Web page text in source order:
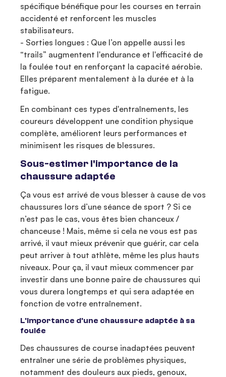
spécifique bénéfique pour les courses en terrain
accidenté et renforcent les muscles
stabilisateurs.
- Sorties longues : Que l’on appelle aussi les
“trails” augmentent l'endurance et l'efficacité de
la foulée tout en renforçant la capacité aérobie.
Elles préparent mentalement à la durée et à la
fatigue.
En combinant ces types d'entraînements, les
coureurs développent une condition physique
complète, améliorent leurs performances et
minimisent les risques de blessures.
Sous-estimer l'importance de la
chaussure adaptée
Ça vous est arrivé de vous blesser à cause de vos
chaussures lors d’une séance de sport ? Si ce
n’est pas le cas, vous êtes bien chanceux /
chanceuse ! Mais, même si cela ne vous est pas
arrivé, il vaut mieux prévenir que guérir, car cela
peut arriver à tout athlète, même les plus hauts
niveaux. Pour ça, il vaut mieux commencer par
investir dans une bonne paire de chaussures qui
vous durera longtemps et qui sera adaptée en
fonction de votre entraînement.
L'importance d'une chaussure adaptée à sa
foulée
Des chaussures de course inadaptées peuvent
entraîner une série de problèmes physiques,
notamment des douleurs aux pieds, genoux,